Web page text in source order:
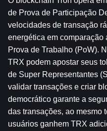
de Prova de Participação
velocidades de transação
energética em
Prova de Trabalho (PoW).
TRX podem apostar seus
de Super Representantes
validar transações e criar
democrático garante a
das transações, ao mesmo
usuários ganhem TRX